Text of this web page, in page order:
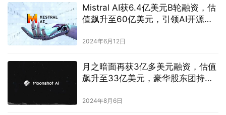
Mistral AI获6.4亿美元B轮融资，估
值飙升至60亿美元，引领AI开源新
2024年6月12日
月之暗面再获3亿多美元融资，估值
飙升至33亿美元，豪华股东团持续
2024年8月6日